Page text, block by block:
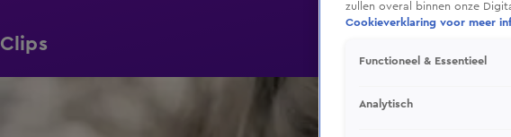
Clips
zullen overal binnen onze
Cookieverklaring voor meer
Functioneel & Essentieel
Analytisch